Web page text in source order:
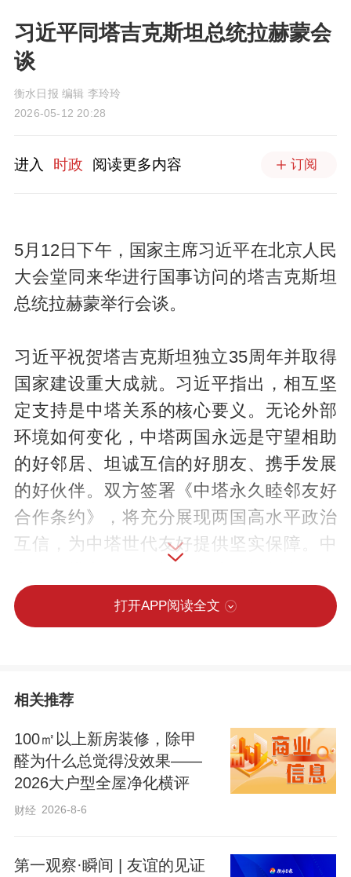
习近平同塔吉克斯坦总统拉赫蒙会
谈
衡水日报 编辑 李玲玲
2026-05-12 20:28
进入 时政 阅读更多内容 订阅
5月12日下午，国家主席习近平在北京人民
大会堂同来华进行国事访问的塔吉克斯坦
总统拉赫蒙举行会谈。
习近平祝贺塔吉克斯坦独立35周年并取得
国家建设重大成就。习近平指出，相互坚
定支持是中塔关系的核心要义。无论外部
环境如何变化，中塔两国永远是守望相助
的好邻居、坦诚互信的好朋友、携手发展
的好伙伴。双方签署《中塔永久睦邻友好
合作条约》，将充分展现两国高水平政治
互信，为中塔世代友好提供坚实保障。中
塔命运共同体，更好造福两国人民。
方维护国家独立、主权和安全。今年是中
国“十五五”开局之年，塔方也在全力推
进“2030年前国家发展战略”。双方要以高
质量共建“一带一路”为主线，深度对接发展
战略，助力各自发展目标。要巩固经贸合
易投资规模和质量；要保障重点项目实
打开APP阅读全文
相关推荐
100㎡以上新房装修，除甲
醛为什么总觉得没效果——
2026大户型全屋净化横评
财经 2026-8-6
第一观察·瞬间 | 友谊的见证